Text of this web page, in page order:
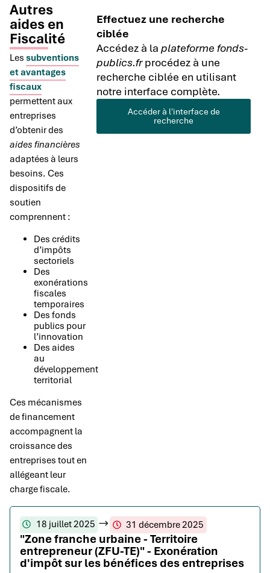
Autres
aides en
Fiscalité
Les subventions
et avantages
fiscaux
permettent aux
entreprises
d’obtenir des
aides financières
adaptées à leurs
besoins. Ces
dispositifs de
soutien
comprennent :
Des crédits
d’impôts
sectoriels
Des
exonérations
fiscales
temporaires
Des fonds
publics pour
l’innovation
Des aides
au
développement
territorial
Ces mécanismes
de financement
accompagnent la
croissance des
entreprises tout en
allégeant leur
charge fiscale.
Effectuez une recherche
ciblée
Accédez à laplateforme fonds-
publics.frprocédez à une
recherche ciblée en utilisant
notre interface complète.
Accéder à l'interface de
recherche
18 juillet 2025 31 décembre 2025
"Zone franche urbaine - Territoire
entrepreneur (ZFU-TE)" - Exonération
d'impôt sur les bénéfices des entreprises